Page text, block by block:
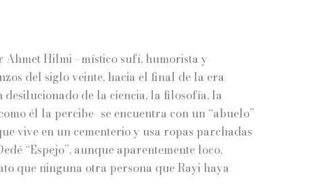
Ahmet Hilmi –místico sufí, humorista y
del siglo veinte, hacia el final de la era
desilucionado de la ciencia, la filosofía, la
él la percibe- se encuentra con un “abuelo”
vive en un cementerio y usa ropas parchadas
“Espejo”, aunque aparentemente loco,
que ninguna otra persona que Rayi haya